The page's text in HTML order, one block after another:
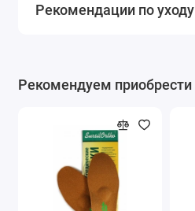
Рекомендации по уходу
Рекомендуем приобрести